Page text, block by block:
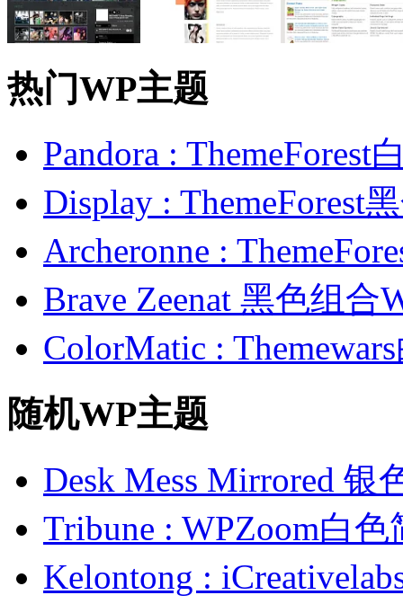
热门WP主题
Pandora : ThemeForest
Display : ThemeForest
Archeronne :
Brave Zeenat 黑色组合
ColorMatic :
随机WP主题
Desk Mess Mirrored 银
Tribune : WPZoom白
Kelontong :